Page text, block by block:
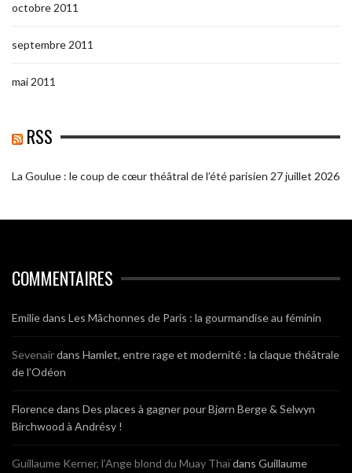
octobre 2011
septembre 2011
mai 2011
RSS
La Goulue : le coup de cœur théâtral de l’été parisien 27 juillet 2026
COMMENTAIRES
Emiliedans Les Mâchonnes de Paris : la gourmandise au féminin
Sevenairdans Hamlet, entre rage et modernité : la claque théâtrale
de l’Odéon
Florencedans Des places à gagner pour Bjørn Berge & Selwyn
Birchwood à Andrésy !
Guillaume Kerner, l’Ange blond du Muay Thaïdans Guillaume